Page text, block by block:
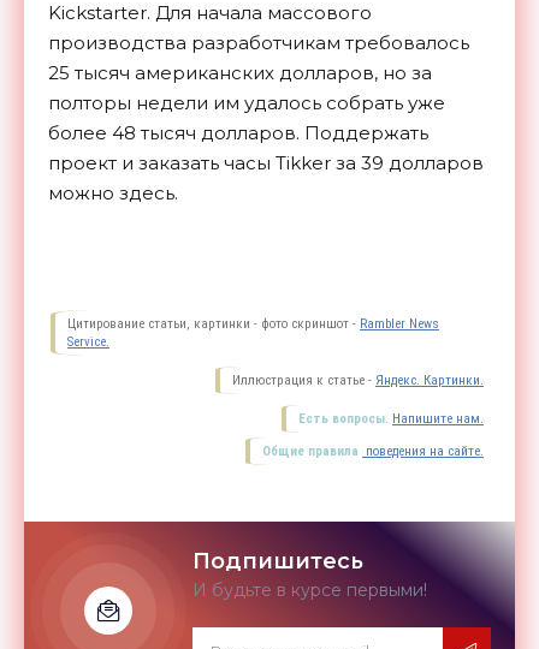
Kickstarter. Для начала массового
производства разработчикам требовалось
25 тысяч американских долларов, но за
полторы недели им удалось собрать уже
более 48 тысяч долларов. Поддержать
проект и заказать часы Tikker за 39 долларов
можно здесь.
Цитирование статьи, картинки - фото скриншот - Rambler News
Service.
Иллюстрация к статье - Яндекс. Картинки.
Есть вопросы. Напишите нам.
Общие правила поведения на сайте.
Подпишитесь
И будьте в курсе первыми!